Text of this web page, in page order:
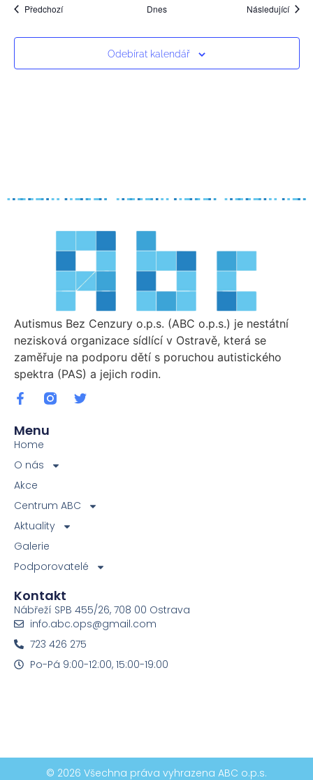
PředchozíAkce Dnes NásledujícíAkce
Odebírat kalendář
Autismus Bez Cenzury o.p.s. (ABC o.p.s.) je nestátní
nezisková organizace sídlící v Ostravě, která se
zaměřuje na podporu dětí s poruchou autistického
spektra (PAS) a jejich rodin.
Menu
Home
O nás
Akce
Centrum ABC
Aktuality
Galerie
Podporovatelé
Kontakt
Nábřeží SPB 455/26, 708 00 Ostrava
info.abc.ops@gmail.com
723 426 275
Po-Pá 9:00-12:00, 15:00-19:00
© 2026 Všechna práva vyhrazena ABC o.p.s.